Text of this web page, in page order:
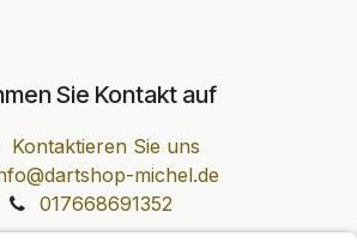
Sie Kontakt auf
Kontaktieren Sie uns
michel.de
017668691352